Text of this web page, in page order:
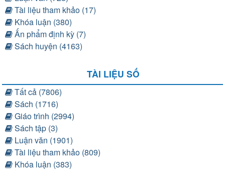
Tài liệu tham khảo (17)
Khóa luận (380)
Ấn phẩm định kỳ (7)
Sách huyện (4163)
TÀI LIỆU SỐ
Tất cả (7806)
Sách (1716)
Giáo trình (2994)
Sách tập (3)
Luận văn (1901)
Tài liệu tham khảo (809)
Khóa luận (383)